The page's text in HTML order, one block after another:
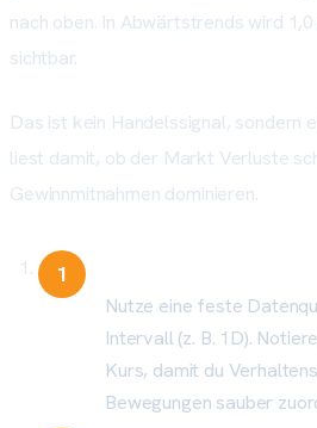
nach oben. In Abwärtstrends wird
sichtbar.
Das ist kein Handelssignal, sondern
liest damit, ob der Markt Verluste
Gewinnmitnahmen dominieren.
Nutze eine feste
Intervall (z. B. 1D).
Kurs, damit du
Bewegungen sauber